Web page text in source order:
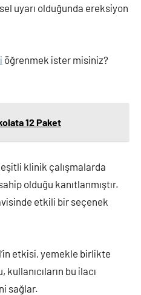
uyarı olduğunda ereksiyon
öğrenmek ister misiniz?
12 Paket
klinik çalışmalarda
olduğu kanıtlanmıştır.
etkili bir seçenek
etkisi, yemekle birlikte
kullanıcıların bu ilacı
sağlar.